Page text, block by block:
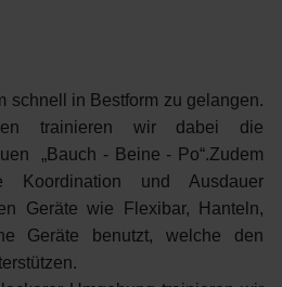
schnell in Bestform zu gelangen.
trainieren wir dabei die
„Bauch - Beine - Po“.Zudem
Koordination und Ausdauer
Geräte wie Flexibar, Hanteln,
Geräte benutzt, welche den